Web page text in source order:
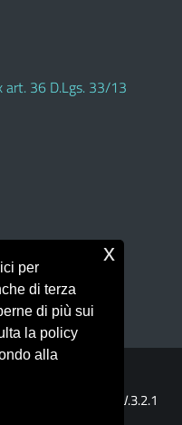
art. 36 D.Lgs. 33/13
V.3.2.1
per
di terza
di più sui
la policy
alla
x